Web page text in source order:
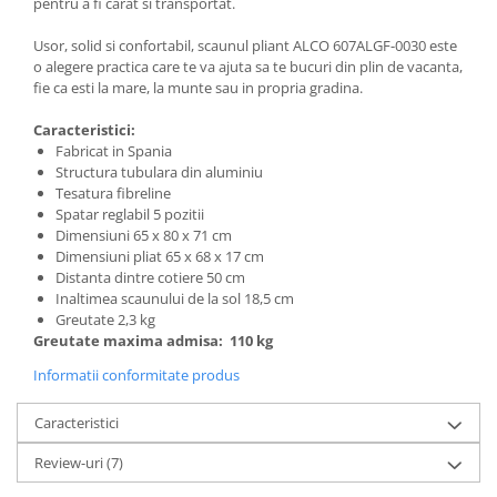
Accesorii topoare si fierastraie
Iarba si gazon
Accesorii si piese unelte gradina
Protectie
Piese schimb unelte gradina
Accesorii unelte gradina
TERASA SI CURTE
Pentru copii
Leagane
Mobila gradina
Seturi mobilier gradina
Mese gradina
Usor, solid si confortabil, scaunul pliant ALCO 607ALGF-0030 este
o alegere practica care te va ajuta sa te bucuri din plin de vacanta,
fie ca esti la mare, la munte sau in propria gradina.
Caracteristici:
Fabricat in Spania
Structura tubulara din aluminiu
Tesatura fibreline
Spatar reglabil 5 pozitii
Dimensiuni 65 x 80 x 71 cm
Dimensiuni pliat 65 x 68 x 17 cm
Distanta dintre cotiere 50 cm
Inaltimea scaunului de la sol 18,5 cm
Greutate 2,3 kg
Greutate maxima admisa: 110 kg
Informatii conformitate produs
Caracteristici
Review-uri(7)